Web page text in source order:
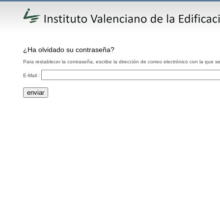
¿Ha olvidado su contraseña?
Para restablecer la contraseña, escribe la dirección de correo electrónico con la que
E-Mail :